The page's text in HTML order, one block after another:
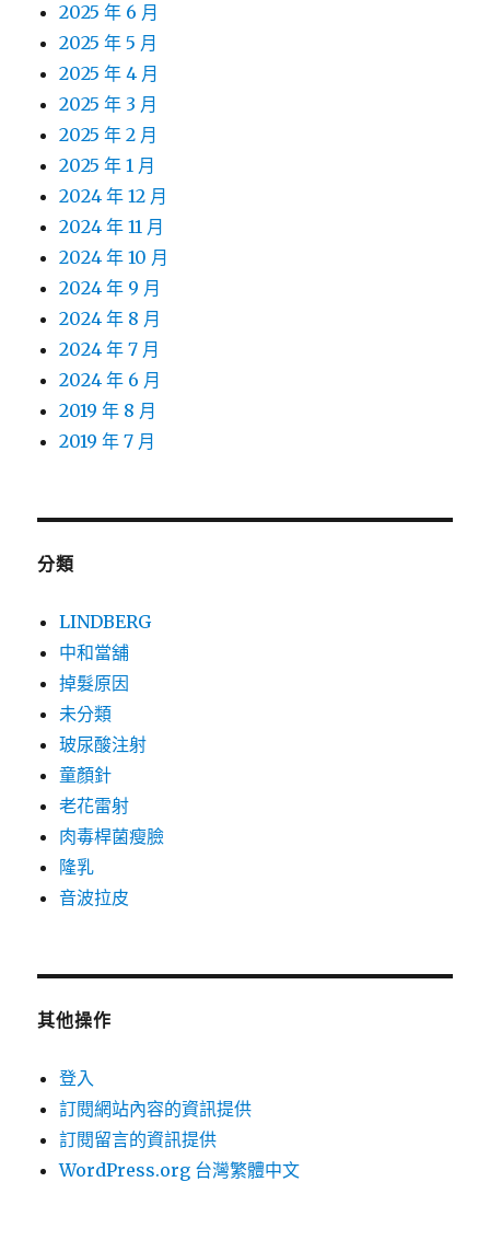
2025 年 6 月
2025 年 5 月
2025 年 4 月
2025 年 3 月
2025 年 2 月
2025 年 1 月
2024 年 12 月
2024 年 11 月
2024 年 10 月
2024 年 9 月
2024 年 8 月
2024 年 7 月
2024 年 6 月
2019 年 8 月
2019 年 7 月
分類
LINDBERG
中和當舖
掉髮原因
未分類
玻尿酸注射
童顏針
老花雷射
肉毒桿菌瘦臉
隆乳
音波拉皮
其他操作
登入
訂閱網站內容的資訊提供
訂閱留言的資訊提供
WordPress.org 台灣繁體中文